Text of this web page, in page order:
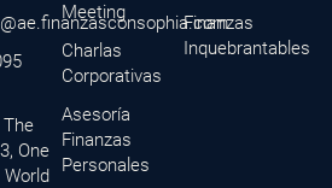
The
One
World
Meeting
Charlas
Corporativas
Asesoría
Finanzas
Personales
Finanzas
Inquebrantables